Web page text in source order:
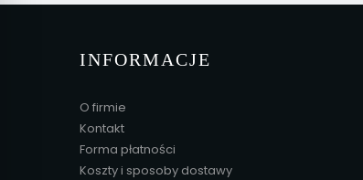
INFORMACJE
O firmie
Kontakt
Forma płatności
Koszty i sposoby dostawy